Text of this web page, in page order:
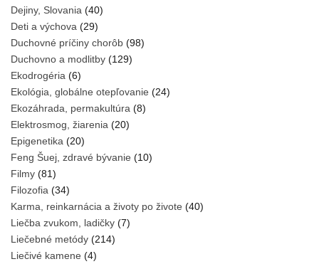
Dejiny, Slovania (40)
Deti a výchova (29)
Duchovné príčiny chorôb (98)
Duchovno a modlitby (129)
Ekodrogéria (6)
Ekológia, globálne otepľovanie (24)
Ekozáhrada, permakultúra (8)
Elektrosmog, žiarenia (20)
Epigenetika (20)
Feng Šuej, zdravé bývanie (10)
Filmy (81)
Filozofia (34)
Karma, reinkarnácia a životy po živote (40)
Liečba zvukom, ladičky (7)
Liečebné metódy (214)
Liečivé kamene (4)